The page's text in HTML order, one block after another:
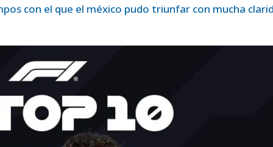
con el que el méxico pudo triunfar con mucha